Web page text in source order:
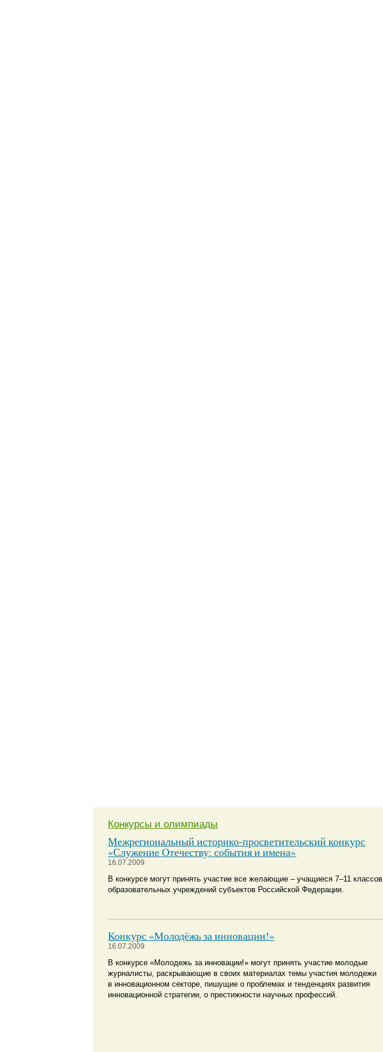
Конкурсы и олимпиады
Межрегиональный историко-просветительский конкурс
«Служение Отечеству: события и имена»
16.07.2009
В конкурсе могут принять участие все желающие – учащиеся 7–11 классов
образовательных учреждений субъектов Российской Федерации.
Конкурс «Молодёжь за инновации!»
16.07.2009
В конкурсе «Молодежь за инновации!» могут принять участие молодые
журналисты, раскрывающие в своих материалах темы участия молодежи
в инновационном секторе, пишущие о проблемах и тенденциях развития
инновационной стратегии, о престижности научных профессий.